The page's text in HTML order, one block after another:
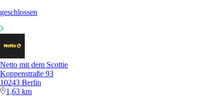
geschlossen
Netto mit dem Scottie
Koppenstraße 93
10243 Berlin
1,63 km